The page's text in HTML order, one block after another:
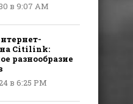
в 9:07 AM
Citilink:
разнообразие
в 6:25 PM